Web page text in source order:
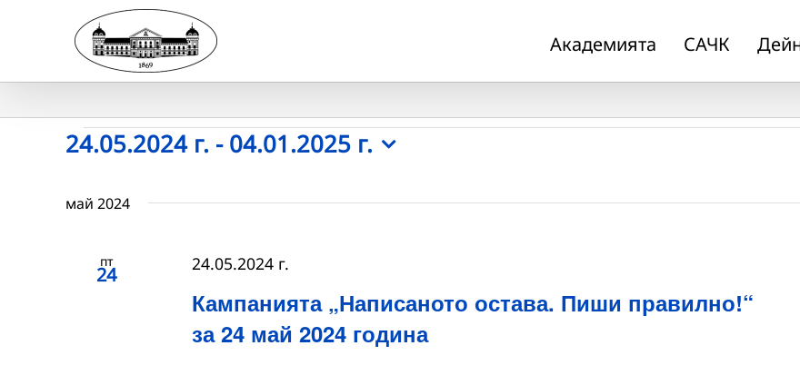
Академията САЧК
Събития
24.05.2024 г. - 04.01.2025 г.
date.
май 2024
пт
24
Кампанията „Написаното остава. Пиши правилно!“
за 24 май 2024 година
24.05.2024 г.